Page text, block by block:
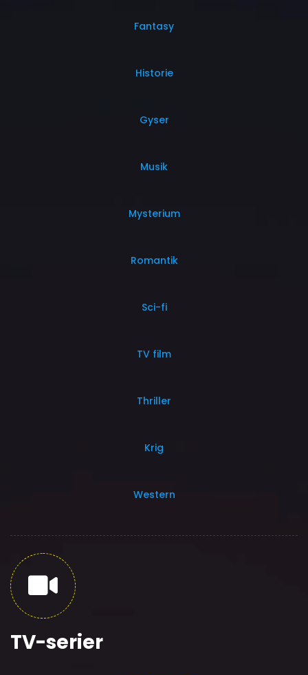
Fantasy
Historie
Gyser
Musik
Mysterium
Romantik
Sci-fi
TV film
Thriller
Krig
Western
TV-serier